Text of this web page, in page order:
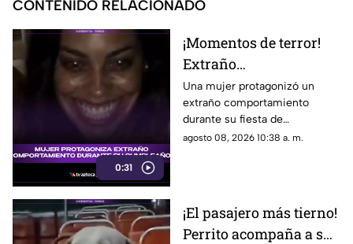
CONTENIDO RELACIONADO
0:31
¡Momentos de terror!
Extraño
comportamiento de
mujer durante su
cumpleaños causa
desconcierto
Una mujer protagonizó un
extraño comportamiento
durante su fiesta de
cumpleaños, causando
agosto 08, 2026 10:38 a. m.
¡El pasajero más tierno!
Perrito acompaña a su